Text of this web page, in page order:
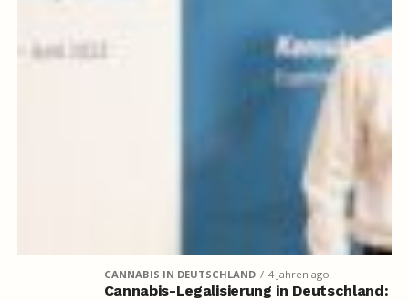
CANNABIS IN DEUTSCHLAND 4 Jahren ago
Cannabis-Legalisierung in Deutschland: